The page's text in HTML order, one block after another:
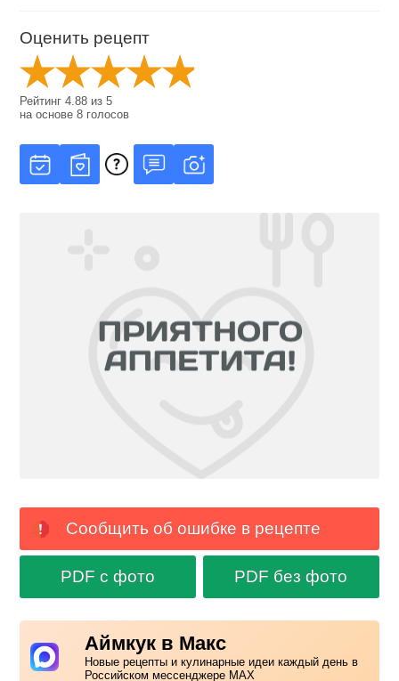
Оценить рецепт
Рейтинг4.88 из5
на основе8 голосов
Сообщить об ошибке в рецепте
PDF с фото PDF без фото
Аймкук в Макс
Новые рецепты и кулинарные идеи каждый день в
Российском мессенджере MAX